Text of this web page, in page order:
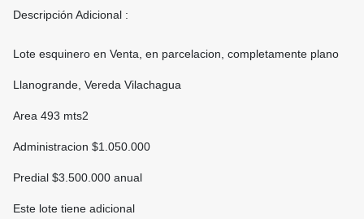
Descripción Adicional :
Lote esquinero en Venta, en parcelacion, completamente plano
Llanogrande, Vereda Vilachagua
Area 493 mts2
Administracion $1.050.000
Predial $3.500.000 anual
Este lote tiene adicional